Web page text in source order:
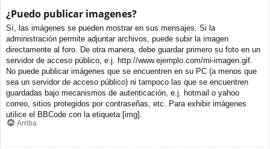
¿Puedo publicar imagenes?
Sí, las imágenes se pueden mostrar en sus mensajes. Si la
administración permite adjuntar archivos, puede subir la imagen
directamente al foro. De otra manera, debe guardar primero su foto en un
servidor de acceso público, e.j. http://www.ejemplo.com/mi-imagen.gif.
No puede publicar imágenes que se encuentren en su PC (a menos que
sea un servidor de acceso público) ni tampoco las que se encuentren
guardadas bajo mecanismos de autenticación, e.j. hotmail o yahoo
correo, sitios protegidos por contraseñas, etc. Para exhibir imágenes
utilice el BBCode con la etiqueta [img].
Arriba